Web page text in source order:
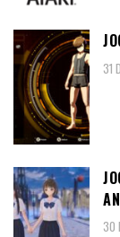
31
30